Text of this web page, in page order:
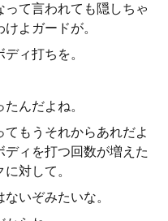
て言われても隠しちゃ
よガードが。
ィ打ちを。
んだよね。
もうそれからあれだよ
ィを打つ回数が増えた
対して。
いぞみたいな。